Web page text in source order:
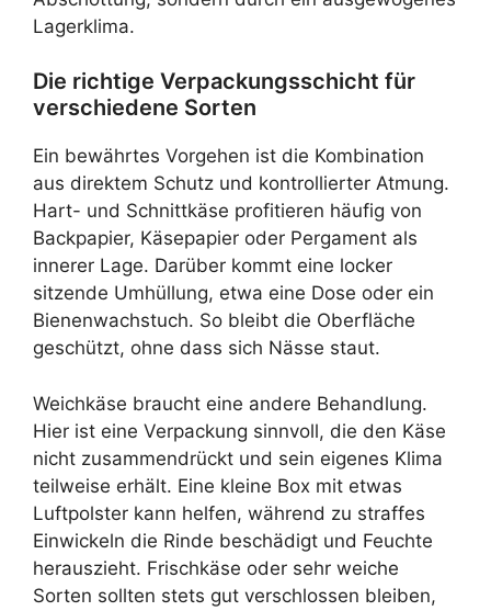
Lagerklima.
Die richtige Verpackungsschicht für
verschiedene Sorten
Ein bewährtes Vorgehen ist die Kombination
aus direktem Schutz und kontrollierter Atmung.
Hart- und Schnittkäse profitieren häufig von
Backpapier, Käsepapier oder Pergament als
innerer Lage. Darüber kommt eine locker
sitzende Umhüllung, etwa eine Dose oder ein
Bienenwachstuch. So bleibt die Oberfläche
geschützt, ohne dass sich Nässe staut.
Weichkäse braucht eine andere Behandlung.
Hier ist eine Verpackung sinnvoll, die den Käse
nicht zusammendrückt und sein eigenes Klima
teilweise erhält. Eine kleine Box mit etwas
Luftpolster kann helfen, während zu straffes
Einwickeln die Rinde beschädigt und Feuchte
herauszieht. Frischkäse oder sehr weiche
Sorten sollten stets gut verschlossen bleiben,